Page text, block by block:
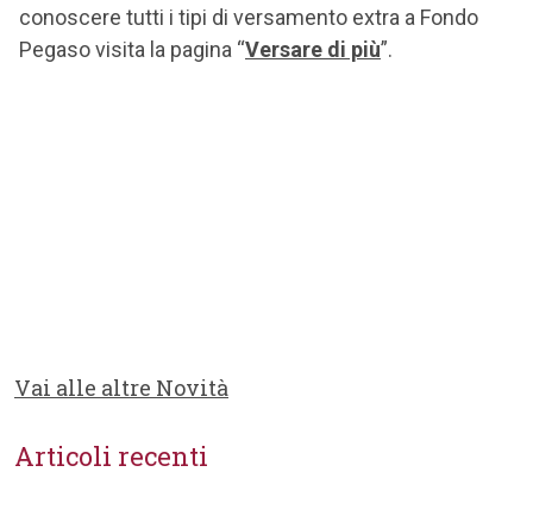
conoscere tutti i tipi di versamento extra a Fondo
Pegaso visita la pagina “Versare di più”.
Vai alle altre Novità
Articoli recenti